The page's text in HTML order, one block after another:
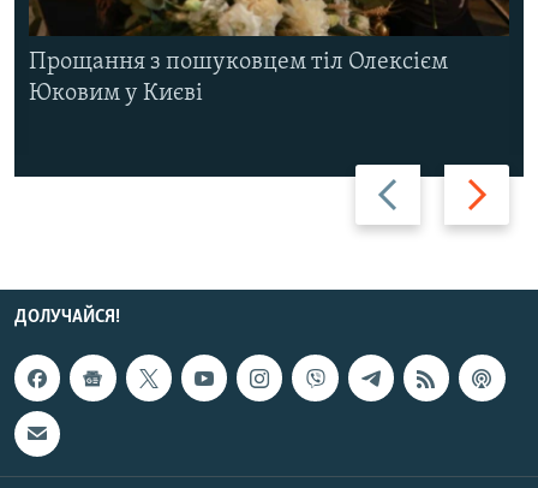
Назад Вперед
Прощання з пошуковцем тіл Олексієм
Юковим у Києві
ДОЛУЧАЙСЯ!